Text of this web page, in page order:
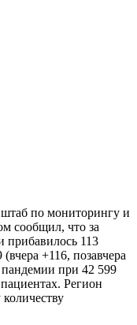
по мониторингу и
сообщил, что за
прибавилось 113
+116, позавчера
пандемии при 42 599
Регион